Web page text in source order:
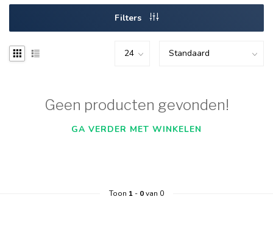
Filters
Geen producten gevonden!
GA VERDER MET WINKELEN
Toon 1- 0van 0